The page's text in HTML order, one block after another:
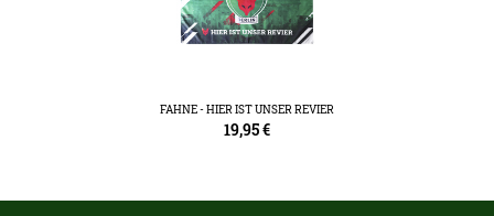
FAHNE - HIER IST UNSER REVIER
19,95€